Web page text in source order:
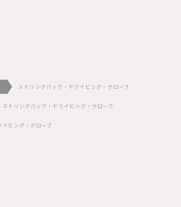
ストリングバック・ドライビング・グローブ
ストリングバック・ドライビング・グローブ
イビング・グローブ